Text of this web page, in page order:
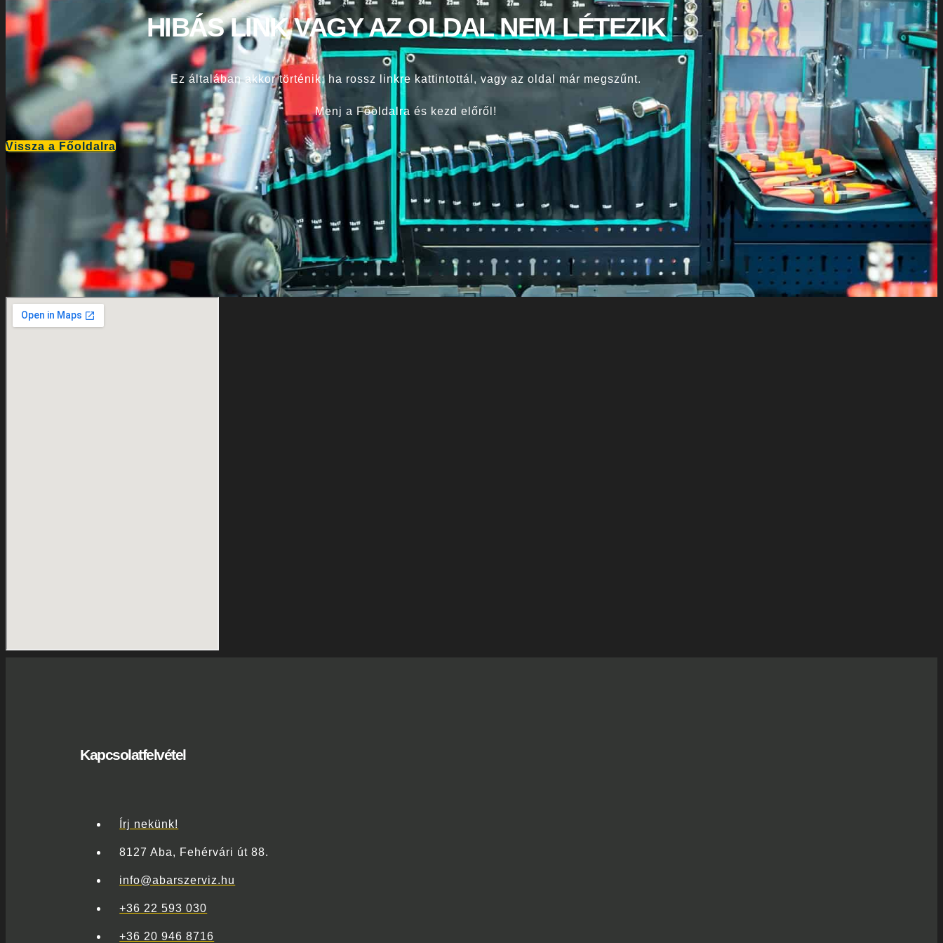
HIBÁS LINK VAGY AZ OLDAL NEM LÉTEZIK
Ez általában akkor történik, ha rossz linkre kattintottál, vagy az oldal már megszűnt.
Menj a Főoldalra és kezd előről!
Vissza a Főoldalra
Kapcsolatfelvétel
Írj nekünk!
8127 Aba, Fehérvári út 88.
info@abarszerviz.hu
+36 22 593 030
+36 20 946 8716